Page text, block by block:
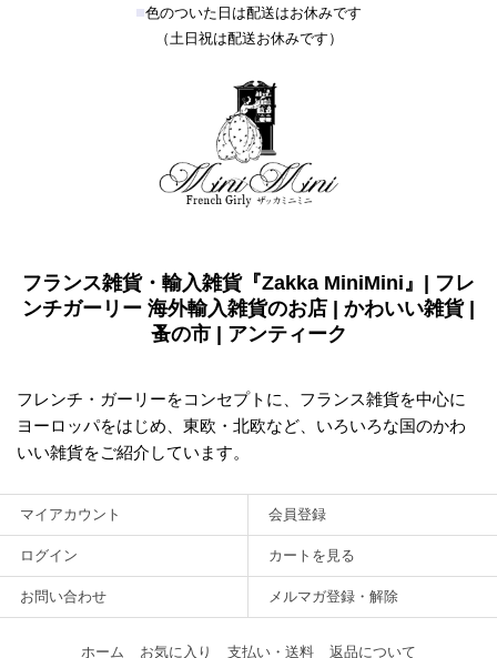
■色のついた日は配送はお休みです
（土日祝は配送お休みです）
フランス雑貨・輸入雑貨『Zakka MiniMini』| フレ
ンチガーリー 海外輸入雑貨のお店 | かわいい雑貨 |
蚤の市 | アンティーク
フレンチ・ガーリーをコンセプトに、フランス雑貨を中心に
ヨーロッパをはじめ、東欧・北欧など、いろいろな国のかわ
いい雑貨をご紹介しています。
マイアカウント 会員登録
ログイン カートを見る
お問い合わせ メルマガ登録・解除
ホーム お気に入り 支払い・送料 返品について